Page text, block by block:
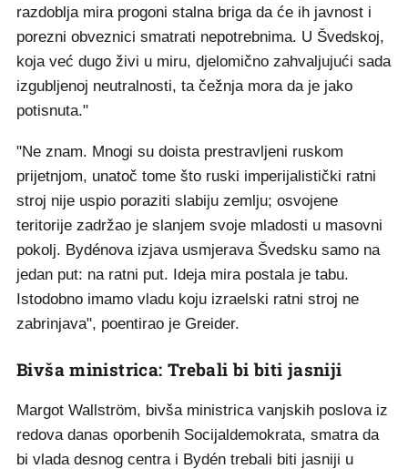
razdoblja mira progoni stalna briga da će ih javnost i
porezni obveznici smatrati nepotrebnima. U Švedskoj,
koja već dugo živi u miru, djelomično zahvaljujući sada
izgubljenoj neutralnosti, ta čežnja mora da je jako
potisnuta."
"Ne znam. Mnogi su doista prestravljeni ruskom
prijetnjom, unatoč tome što ruski imperijalistički ratni
stroj nije uspio poraziti slabiju zemlju; osvojene
teritorije zadržao je slanjem svoje mladosti u masovni
pokolj. Bydénova izjava usmjerava Švedsku samo na
jedan put: na ratni put. Ideja mira postala je tabu.
Istodobno imamo vladu koju izraelski ratni stroj ne
zabrinjava", poentirao je Greider.
Bivša ministrica: Trebali bi biti jasniji
Margot Wallström, bivša ministrica vanjskih poslova iz
redova danas oporbenih Socijaldemokrata, smatra da
bi vlada desnog centra i Bydén trebali biti jasniji u